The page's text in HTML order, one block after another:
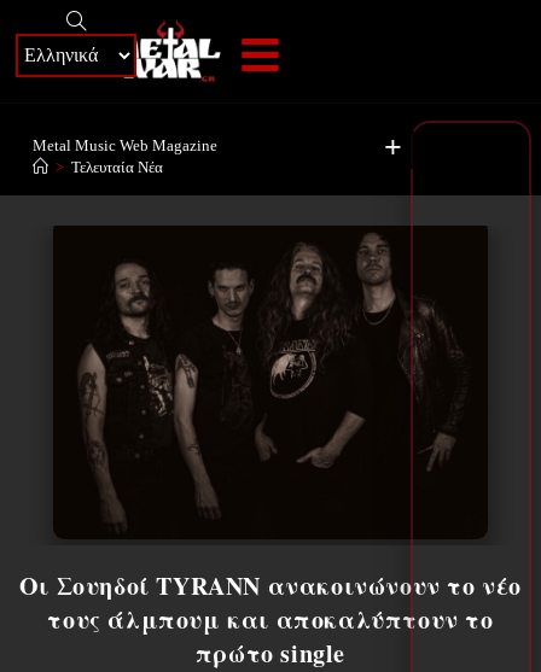
+
Metal Music Web Magazine
> Τελευταία Νέα
Οι Σουηδοί TYRANN ανακοινώνουν το νέο
τους άλμπουμ και αποκαλύπτουν το
πρώτο single